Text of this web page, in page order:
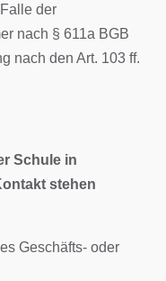
der
nach § 611a BGB
nach den Art. 103 ff.
Schule in
stehen
Geschäfts- oder